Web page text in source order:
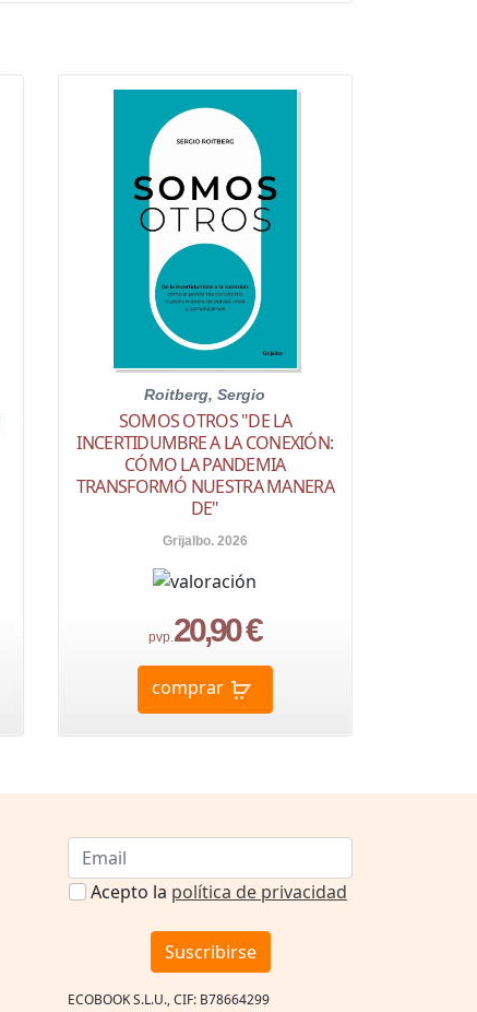
Roitberg, Sergio
SOMOS OTROS "DE LA
INCERTIDUMBRE A LA CONEXIÓN:
CÓMO LA PANDEMIA
TRANSFORMÓ NUESTRA MANERA
DE"
Grijalbo. 2026
pvp.20,90 €
comprar
Acepto la política de privacidad
Suscribirse
ECOBOOK S.L.U., CIF: B78664299